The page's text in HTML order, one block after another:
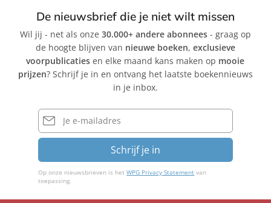
De nieuwsbrief die je niet wilt missen
Wil jij - net als onze 30.000+ andere abonnees- graag op
de hoogte blijven van nieuwe boeken, exclusieve
voorpublicaties en elke maand kans maken op mooie
prijzen? Schrijf je in en ontvang het laatste boekennieuws
in je inbox.
E-
mailadres
Schrijf je in
Op onze nieuwsbrieven is hetWPG Privacy Statement van
toepassing.